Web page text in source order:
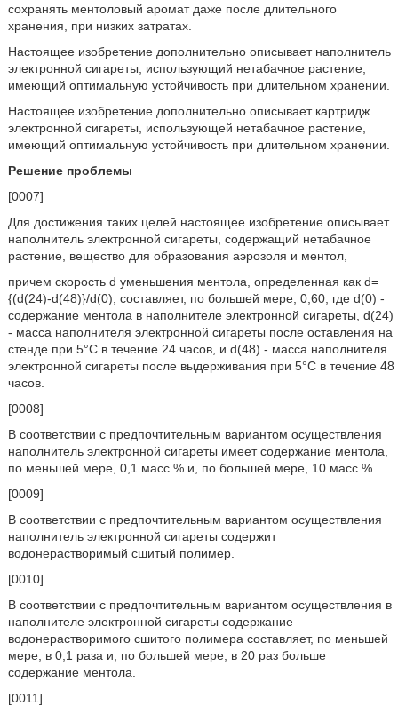
сохранять ментоловый аромат даже после длительного
хранения, при низких затратах.
Настоящее изобретение дополнительно описывает наполнитель
электронной сигареты, использующий нетабачное растение,
имеющий оптимальную устойчивость при длительном хранении.
Настоящее изобретение дополнительно описывает картридж
электронной сигареты, использующей нетабачное растение,
имеющий оптимальную устойчивость при длительном хранении.
Решение проблемы
[0007]
Для достижения таких целей настоящее изобретение описывает
наполнитель электронной сигареты, содержащий нетабачное
растение, вещество для образования аэрозоля и ментол,
причем скорость d уменьшения ментола, определенная как d=
{(d(24)-d(48)}/d(0), составляет, по большей мере, 0,60, где d(0) -
содержание ментола в наполнителе электронной сигареты, d(24)
- масса наполнителя электронной сигареты после оставления на
стенде при 5°C в течение 24 часов, и d(48) - масса наполнителя
электронной сигареты после выдерживания при 5°C в течение 48
часов.
[0008]
В соответствии с предпочтительным вариантом осуществления
наполнитель электронной сигареты имеет содержание ментола,
по меньшей мере, 0,1 масс.% и, по большей мере, 10 масс.%.
[0009]
В соответствии с предпочтительным вариантом осуществления
наполнитель электронной сигареты содержит
водонерастворимый сшитый полимер.
[0010]
В соответствии с предпочтительным вариантом осуществления в
наполнителе электронной сигареты содержание
водонерастворимого сшитого полимера составляет, по меньшей
мере, в 0,1 раза и, по большей мере, в 20 раз больше
содержание ментола.
[0011]